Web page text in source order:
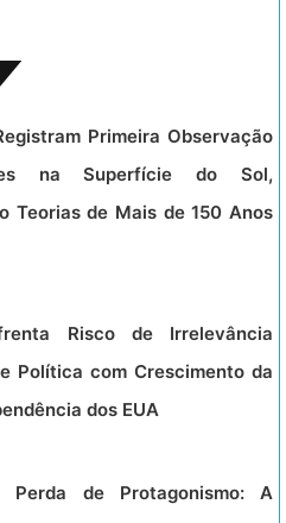
Primeira Observação
na Superfície do Sol,
Teorias de Mais de 150 Anos
Risco de Irrelevância
Política com Crescimento da
dos EUA
Perda de Protagonismo: A